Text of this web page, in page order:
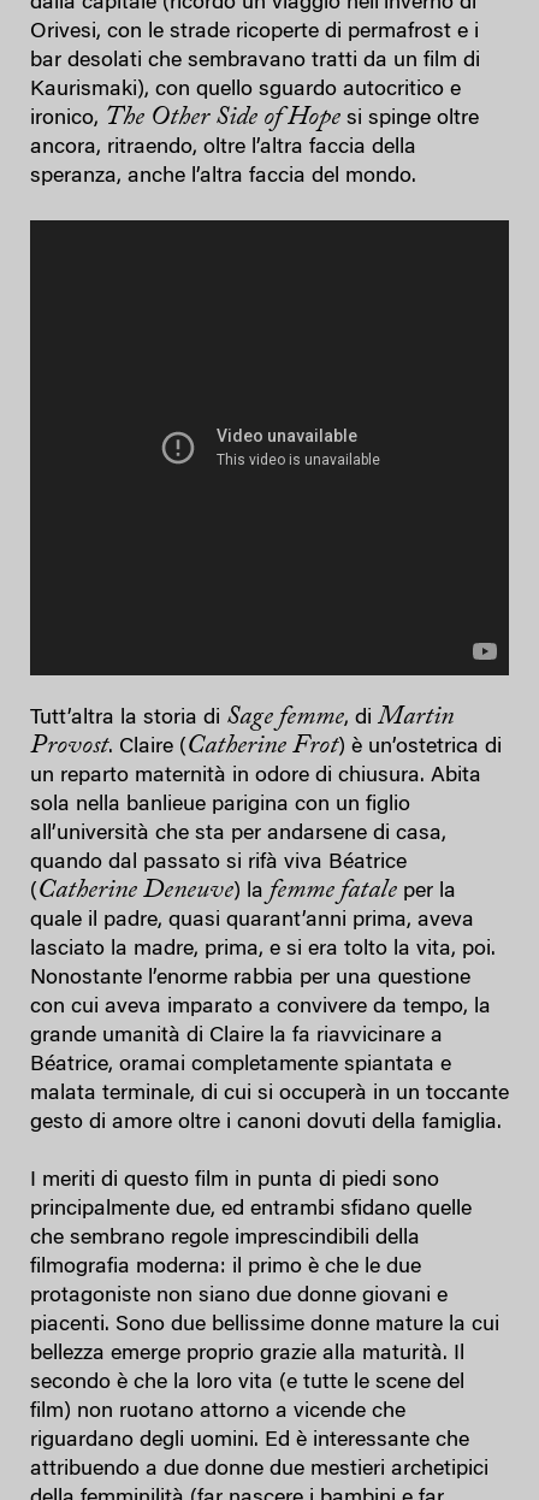
Orivesi, con le strade ricoperte di permafrost e i
bar desolati che sembravano tratti da un film di
Kaurismaki), con quello sguardo autocritico e
ironico, The Other Side of Hope si spinge oltre
ancora, ritraendo, oltre l’altra faccia della
speranza, anche l’altra faccia del mondo.
Tutt’altra la storia di Sage femme, di Martin
Provost. Claire ( Catherine Frot) è un’ostetrica di
un reparto maternità in odore di chiusura. Abita
sola nella banlieue parigina con un figlio
all’università che sta per andarsene di casa,
quando dal passato si rifà viva Béatrice
( Catherine Deneuve) la femme fatale per la
quale il padre, quasi quarant’anni prima, aveva
lasciato la madre, prima, e si era tolto la vita, poi.
Nonostante l’enorme rabbia per una questione
con cui aveva imparato a convivere da tempo, la
grande umanità di Claire la fa riavvicinare a
Béatrice, oramai completamente spiantata e
malata terminale, di cui si occuperà in un toccante
gesto di amore oltre i canoni dovuti della famiglia.
I meriti di questo film in punta di piedi sono
principalmente due, ed entrambi sfidano quelle
che sembrano regole imprescindibili della
filmografia moderna: il primo è che le due
protagoniste non siano due donne giovani e
piacenti. Sono due bellissime donne mature la cui
bellezza emerge proprio grazie alla maturità. Il
secondo è che la loro vita (e tutte le scene del
film) non ruotano attorno a vicende che
riguardano degli uomini. Ed è interessante che
attribuendo a due donne due mestieri archetipici